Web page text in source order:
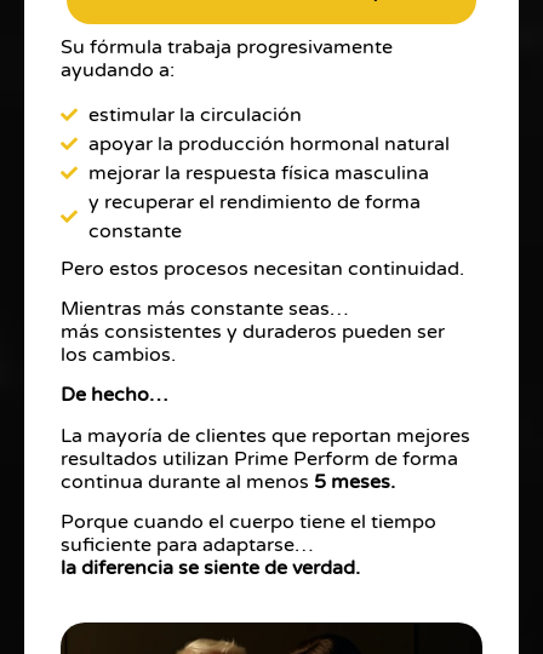
Su fórmula trabaja progresivamente
ayudando a:
estimular la circulación
apoyar la producción hormonal natural
mejorar la respuesta física masculina
y recuperar el rendimiento de forma
constante
Pero estos procesos necesitan continuidad.
Mientras más constante seas…
más consistentes y duraderos pueden ser
los cambios.
De hecho…
La mayoría de clientes que reportan mejores
resultados utilizan Prime Perform de forma
continua durante al menos 5 meses.
Porque cuando el cuerpo tiene el tiempo
suficiente para adaptarse…
la diferencia se siente de verdad.